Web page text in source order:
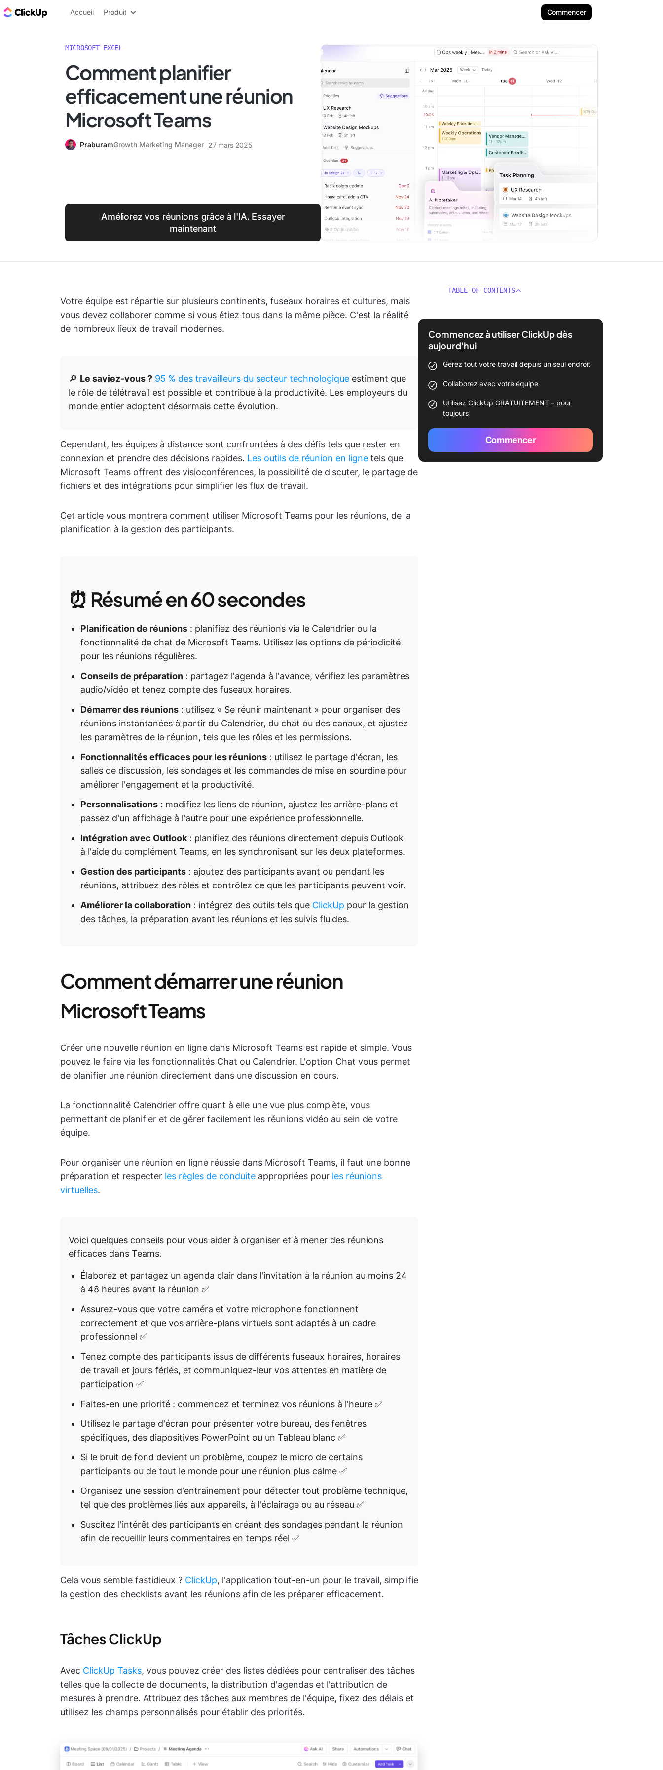
ClickUp Blog
Accueil Produit Commencer
MICROSOFT EXCEL
Comment planifier
efficacement une réunion
Microsoft Teams
PraburamGrowth Marketing Manager 27 mars 2025
Améliorez vos réunions grâce à l'IA. Essayer
maintenant
Votre équipe est répartie sur plusieurs continents, fuseaux horaires et cultures, mais
vous devez collaborer comme si vous étiez tous dans la même pièce. C'est la réalité
de nombreux lieux de travail modernes.
🔎 Le saviez-vous ? 95 % des travailleurs du secteur technologique estiment que
le rôle de télétravail est possible et contribue à la productivité. Les employeurs du
monde entier adoptent désormais cette évolution.
Cependant, les équipes à distance sont confrontées à des défis tels que rester en
connexion et prendre des décisions rapides. Les outils de réunion en ligne tels que
Microsoft Teams offrent des visioconférences, la possibilité de discuter, le partage de
fichiers et des intégrations pour simplifier les flux de travail.
Cet article vous montrera comment utiliser Microsoft Teams pour les réunions, de la
planification à la gestion des participants.
⏰ Résumé en 60 secondes
Planification de réunions : planifiez des réunions via le Calendrier ou la
fonctionnalité de chat de Microsoft Teams. Utilisez les options de périodicité
pour les réunions régulières.
Conseils de préparation : partagez l'agenda à l'avance, vérifiez les paramètres
audio/vidéo et tenez compte des fuseaux horaires.
Démarrer des réunions : utilisez « Se réunir maintenant » pour organiser des
réunions instantanées à partir du Calendrier, du chat ou des canaux, et ajustez
les paramètres de la réunion, tels que les rôles et les permissions.
Fonctionnalités efficaces pour les réunions : utilisez le partage d'écran, les
salles de discussion, les sondages et les commandes de mise en sourdine pour
améliorer l'engagement et la productivité.
Personnalisations : modifiez les liens de réunion, ajustez les arrière-plans et
passez d'un affichage à l'autre pour une expérience professionnelle.
Intégration avec Outlook : planifiez des réunions directement depuis Outlook
à l'aide du complément Teams, en les synchronisant sur les deux plateformes.
Gestion des participants : ajoutez des participants avant ou pendant les
réunions, attribuez des rôles et contrôlez ce que les participants peuvent voir.
Améliorer la collaboration : intégrez des outils tels que ClickUp pour la gestion
des tâches, la préparation avant les réunions et les suivis fluides.
Comment démarrer une réunion
Microsoft Teams
Créer une nouvelle réunion en ligne dans Microsoft Teams est rapide et simple. Vous
pouvez le faire via les fonctionnalités Chat ou Calendrier. L'option Chat vous permet
de planifier une réunion directement dans une discussion en cours.
La fonctionnalité Calendrier offre quant à elle une vue plus complète, vous
permettant de planifier et de gérer facilement les réunions vidéo au sein de votre
équipe.
Pour organiser une réunion en ligne réussie dans Microsoft Teams, il faut une bonne
préparation et respecter les règles de conduite appropriées pour les réunions
virtuelles.
Voici quelques conseils pour vous aider à organiser et à mener des réunions
efficaces dans Teams.
Élaborez et partagez un agenda clair dans l'invitation à la réunion au moins 24
à 48 heures avant la réunion ✅
Assurez-vous que votre caméra et votre microphone fonctionnent
correctement et que vos arrière-plans virtuels sont adaptés à un cadre
professionnel ✅
Tenez compte des participants issus de différents fuseaux horaires, horaires
de travail et jours fériés, et communiquez-leur vos attentes en matière de
participation ✅
Faites-en une priorité : commencez et terminez vos réunions à l'heure ✅
Utilisez le partage d'écran pour présenter votre bureau, des fenêtres
spécifiques, des diapositives PowerPoint ou un Tableau blanc ✅
Si le bruit de fond devient un problème, coupez le micro de certains
participants ou de tout le monde pour une réunion plus calme ✅
Organisez une session d'entraînement pour détecter tout problème technique,
tel que des problèmes liés aux appareils, à l'éclairage ou au réseau ✅
Suscitez l'intérêt des participants en créant des sondages pendant la réunion
afin de recueillir leurs commentaires en temps réel ✅
Cela vous semble fastidieux ? ClickUp, l'application tout-en-un pour le travail, simplifie
la gestion des checklists avant les réunions afin de les préparer efficacement.
Tâches ClickUp
Avec ClickUp Tasks, vous pouvez créer des listes dédiées pour centraliser des tâches
telles que la collecte de documents, la distribution d'agendas et l'attribution de
mesures à prendre. Attribuez des tâches aux membres de l'équipe, fixez des délais et
utilisez les champs personnalisés pour établir des priorités.
TABLE OF CONTENTS
Commencez à utiliser ClickUp dès
aujourd'hui
Gérez tout votre travail depuis un seul endroit
Collaborez avec votre équipe
Utilisez ClickUp GRATUITEMENT – pour
toujours
Commencer